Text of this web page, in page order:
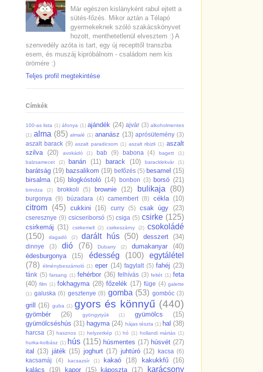
Már egészen kislányként rabul ejtett a
sütés-főzés. Mikor aztán a Télapó
gyermekeknek szóló szakácskönyvet
hozott, menthetetlenül elvesztem :) A
szenvedély azóta is tart, egy új recepttől transzba
esem, és muszáj kipróbálnom - családom nem kis
örömére :)
Teljes profil megtekintése
Címkék
100-as lista (1) áfonya (1) ajándék (24) ajvár (3) alkoholmentes
(1) alma (85) almalé (1) ananász (13) aprósütemény (3)
aszalt barack (9) aszalt paradicsom (1) aszalt ribizli (1) aszalt
szilva
(20) avokádó (1) bab (9) babona (4) bagett
(1)
balzsamecet
(2) banán (11) barack (10) baracklekvár (1)
barátság (19) bazsalikom (19) befőzés (5) besamel (15)
birsalma (16) blogkóstoló (14) bonbon (3) borsó (21)
brindza (2) brokkoli (5) brownie (12) bulikaja (80)
burgonya (9) búzadara (4) camembert (8) cékla (10)
citrom (45) cukkini (16) curry (5) csak úgy (23)
cseresznye (9) csicseriborsó (5) csiga (5) csirke (125)
csirkemáj (31) csirkemell (2) csirkeszárny (2) csokoládé
(150)
dagadó (2) darált hús (50) desszert (34)
dinnye (3) dió (76) Dubarry (2) dumakanyar
(40)
édesburgonya
(15) édesség (100)
egytálétel
(78) élménybeszámoló (1) eper (14) fagylalt (5) fahéj (23)
fánk (5) farsang (1) fehérbor (36) felhívás (3) feltét (1) feta
(40) film (1) fokhagyma (28) főzelék (17) füge (4) galette
(1) galuska (6) gesztenye (8) gomba (53) gombóc (3)
grill (16) guba (1) gyors és könnyű (440)
gyömbér (26) gyöngytyúk (1) gyümölcs
(15)
gyümölcséshús (31) hagyma (24) hájas tészta (1) hal (38)
harcsa (3) hasznos (1) helyzetkép (1) hó (1) hollandi mártás (1)
hurka-kolbász (1) hús (115) húsmentes (17) húsvét (27)
ital (13) játék (15) joghurt (17) juhtúró (12) kacsa (6)
kacsamáj
(4) kacsazsír (1) kakaó (18) kakukkfű
(16)
kalács
(19) kapor (15) káposzta (17) karácsony